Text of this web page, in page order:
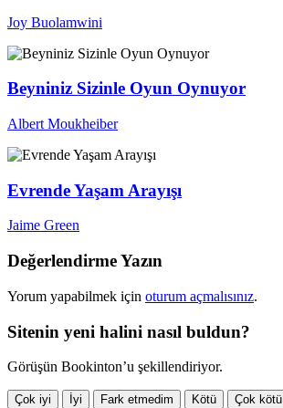
Joy Buolamwini
Beyniniz Sizinle Oyun Oynuyor
Albert Moukheiber
Evrende Yaşam Arayışı
Jaime Green
Değerlendirme Yazın
Yorum yapabilmek için oturum açmalısınız.
Sitenin yeni halini nasıl buldun?
Görüşün Bookinton’u şekillendiriyor.
Çok iyi İyi Fark etmedim Kötü Çok kötü